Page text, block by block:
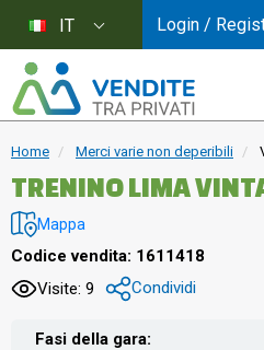
Home Merci varie non deperibili
TRENINO LIMA
Mappa
Codice vendita: 1611418
Visite: 9
Condividi
Fasi della gara:
IT Login /